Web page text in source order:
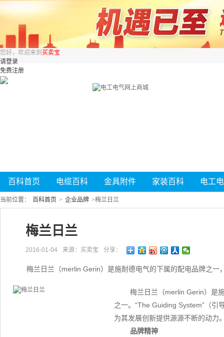
您好，欢迎来到 买卖宝
请登录
免费注册
百科首页 电缆百科 金具附件 家装百科 电工
当前位置： 百科首页 > 企业品牌 >梅兰日兰
梅兰日兰
2016-01-04 来源：买卖宝 分享：
梅兰日兰（merlin Gerin）是施耐德电气的下属的配电品牌之一
梅兰日兰（merlin Gerin）是
之一。“The Guiding System”（引
为其发展创新提供源源不断的动力
品牌精神